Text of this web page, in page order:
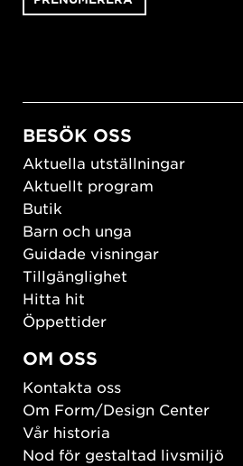
BESÖK OSS
Aktuella utställningar
Aktuellt program
Butik
Barn och unga
Guidade visningar
Tillgänglighet
Hitta hit
Öppettider
OM OSS
Kontakta oss
Om Form/Design Center
Vår historia
Nod för gestaltad livsmiljö